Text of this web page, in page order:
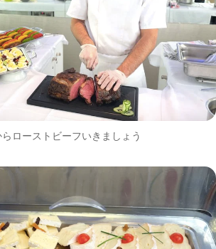
らローストビーフいきましょう